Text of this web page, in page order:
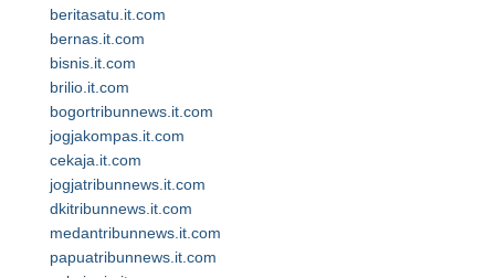
beritasatu.it.com
bernas.it.com
bisnis.it.com
brilio.it.com
bogortribunnews.it.com
jogjakompas.it.com
cekaja.it.com
jogjatribunnews.it.com
dkitribunnews.it.com
medantribunnews.it.com
papuatribunnews.it.com